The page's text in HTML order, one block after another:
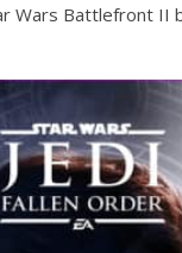
Wars Battlefront II